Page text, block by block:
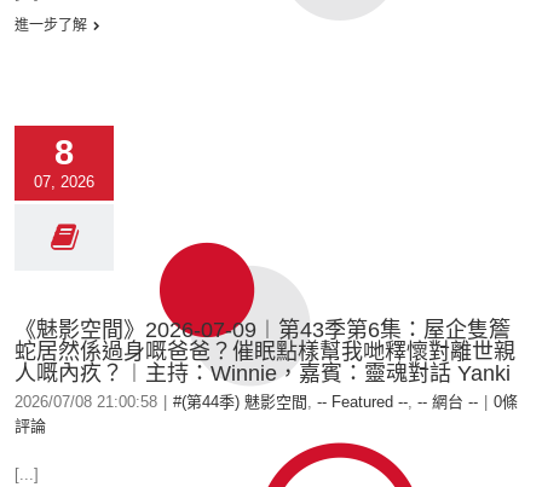
進一步了解
8
07, 2026
《魅影空間》2026-07-09︱第43季第6集：屋企隻簷
蛇居然係過身嘅爸爸？催眠點樣幫我哋釋懷對離世親
人嘅內疚？︱主持：Winnie，嘉賓：靈魂對話 Yanki
2026/07/08 21:00:58 #(第44季) 魅影空間 , -- Featured --, -- 網台 --
0條
評論
[...]